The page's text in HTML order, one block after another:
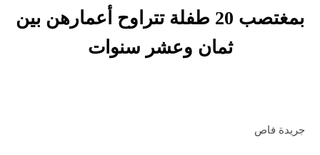
بمغتصب 20 طفلة تتراوح أعمارهن بين
ثمان وعشر سنوات
جريدة فاص